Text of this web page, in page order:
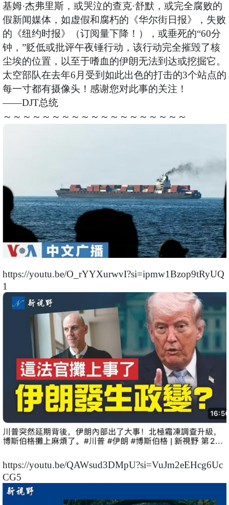
基姆·杰弗里斯，或哭泣的查克·舒默，或完全腐败的
假新闻媒体，如虚假和腐朽的《华尔街日报》，失败
的《纽约时报》（订阅量下降！），或垂死的“60分
钟，”贬低或批评午夜锤行动，该行动完全摧毁了核
尘埃的位置，以至于嗜血的伊朗无法到达或挖掘它。
太空部队在去年6月受到如此出色的打击的3个站点的
每一寸都有摄像头！感谢您对此事的关注！
——DJT总统
～～～～～～～～～～～～～～～～～～～
https://youtu.be/O_rYYXurwvI?si=ipmw1Bzop9tRyUQ
1
https://youtu.be/QAWsud3DMpU?si=VuJm2eEHcg6Uc
CG5